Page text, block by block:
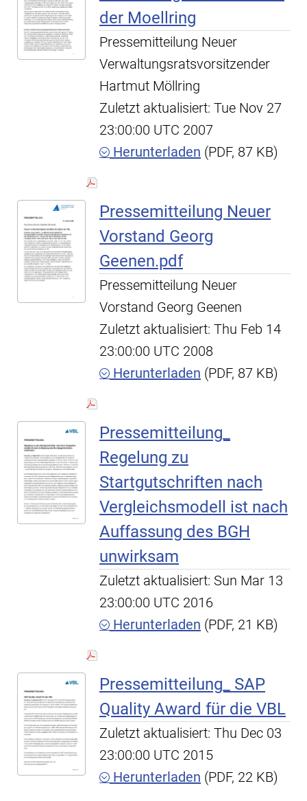
der Moellring
Pressemitteilung Neuer
Verwaltungsratsvorsitzender
Hartmut Möllring
Zuletzt aktualisiert: Tue Nov 27
23:00:00 UTC 2007
Herunterladen (PDF, 87 KB)
Pressemitteilung Neuer
Vorstand Georg
Geenen.pdf
Pressemitteilung Neuer
Vorstand Georg Geenen
Zuletzt aktualisiert: Thu Feb 14
23:00:00 UTC 2008
Herunterladen (PDF, 87 KB)
Pressemitteilung_
Regelung zu
Startgutschriften nach
Vergleichsmodell ist nach
Auffassung des BGH
unwirksam
Zuletzt aktualisiert: Sun Mar 13
23:00:00 UTC 2016
Herunterladen (PDF, 21 KB)
Pressemitteilung_ SAP
Quality Award für die VBL
Zuletzt aktualisiert: Thu Dec 03
23:00:00 UTC 2015
Herunterladen (PDF, 22 KB)